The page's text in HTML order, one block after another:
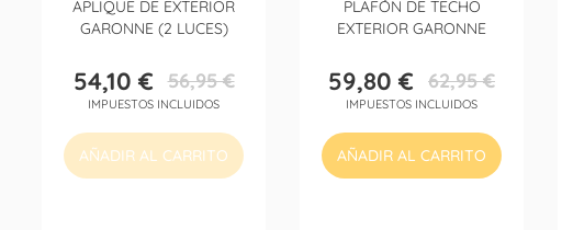
APLIQUE DE EXTERIOR
GARONNE (2 LUCES)
Precio
54,10 €Precio
base
56,95 €
IMPUESTOS INCLUIDOS
AÑADIR AL CARRITO
PLAFÓN DE TECHO
EXTERIOR GARONNE
Precio
59,80 €Precio
base
62,95 €
IMPUESTOS INCLUIDOS
AÑADIR AL CARRITO